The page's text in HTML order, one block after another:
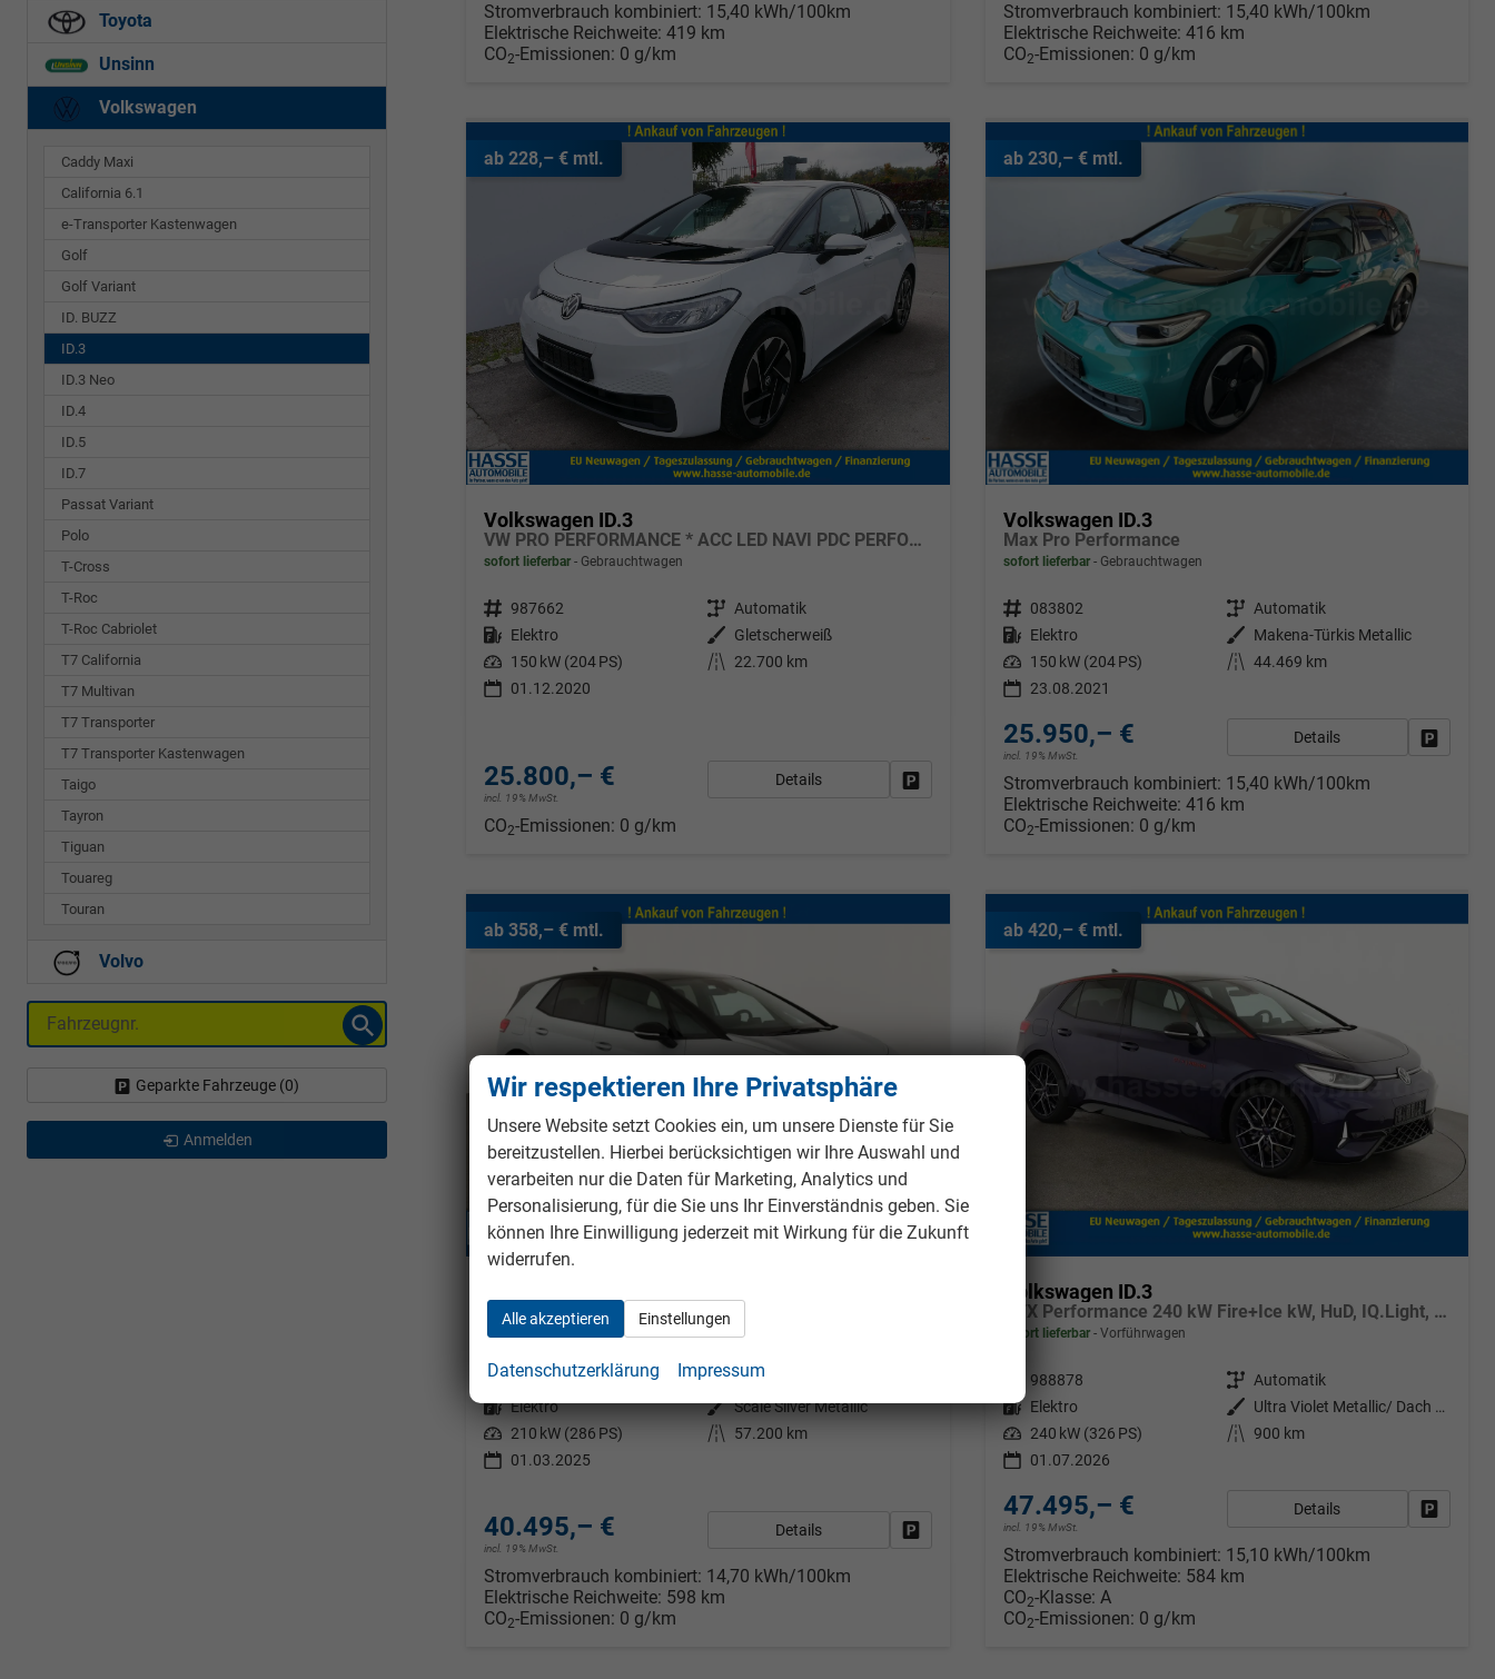
Stromverbrauch kombiniert: 15,40 kWh/100km
Elektrische Reichweite: 419 km
CO2-Emissionen: 0 g/km
Stromverbrauch kombiniert: 15,40 kWh/100km
Elektrische Reichweite: 416 km
CO2-Emissionen: 0 g/km
ab 228,– € mtl.
Volkswagen ID.3
VW PRO PERFORMANCE * ACC LED NAVI PDC PERFORMANCE*ACC*APP-CONNECT*LED*NAVI*PARKTRONIC*KLIMAAUTOMATIK*
sofort lieferbar Gebrauchtwagen
Fahrzeugnr. 987662 Getriebe Automatik
Kraftstoff Elektro Außenfarbe
Gletscherweiß
Leistung 150 kW (204 PS) Kilometerstand
22.700 km
01.12.2020
25.800,– €
incl. 19% MwSt.
Details Fahrzeug parken
CO2-Emissionen: 0 g/km
ab 230,– € mtl.
Volkswagen ID.3
Max Pro Performance
sofort lieferbar Gebrauchtwagen
Fahrzeugnr. 083802 Getriebe Automatik
Kraftstoff Elektro Außenfarbe
Makena-Türkis Metallic
Leistung 150 kW (204 PS) Kilometerstand 44.469 km
23.08.2021
25.950,– €
incl. 19% MwSt.
Details
Stromverbrauch kombiniert: 15,40 kWh/100km
Elektrische Reichweite: 416 km
CO2-Emissionen: 0 g/km
ab 358,– € mtl.
sofort lieferbar Gebrauchtwagen
Fahrzeugnr. 987871 Getriebe Automatik
Kraftstoff Elektro Außenfarbe Scale Silver Metallic
Leistung 210 kW (286 PS) Kilometerstand
57.200 km
01.03.2025
40.495,– €
incl. 19% MwSt.
Details Fahrzeug parken
Stromverbrauch kombiniert: 14,70 kWh/100km
Elektrische Reichweite: 598 km
CO2-Emissionen: 0 g/km
ab 420,– € mtl.
Volkswagen ID.3
GTX Performance 240 kW Fire+Ice kW, HuD, IQ.Light, H&K, Wärmepumpe, 20-Zoll, 4 J.-Garantie
sofort lieferbar Vorführwagen
988878 Getriebe Automatik
Kraftstoff Elektro Außenfarbe
Ultra Violet Metallic/ Dach Schwarz
Leistung 240 kW (326 PS) Kilometerstand 900 km
01.07.2026
47.495,– €
incl. 19% MwSt.
Details
Stromverbrauch kombiniert: 15,10 kWh/100km
Elektrische Reichweite: 584 km
CO2-Klasse: A
CO2-Emissionen: 0 g/km
Toyota
Unsinn
Volkswagen
Caddy Maxi
California 6.1
e-Transporter Kastenwagen
Golf
Golf Variant
ID. BUZZ
ID.3
ID.3 Neo
ID.4
ID.5
ID.7
Passat Variant
Polo
T-Cross
T-Roc
T-Roc Cabriolet
T7 California
T7 Multivan
T7 Transporter
T7 Transporter Kastenwagen
Taigo
Tayron
Tiguan
Touareg
Touran
Volvo
Fahrzeugnr.
Geparkte Fahrzeuge (0)
Anmelden
Wir respektieren Ihre Privatsphäre
Unsere Website setzt Cookies ein, um unsere Dienste für Sie
bereitzustellen. Hierbei berücksichtigen wir Ihre Auswahl und
verarbeiten nur die Daten für Marketing, Analytics und
Personalisierung, für die Sie uns Ihr Einverständnis geben. Sie
können Ihre Einwilligung jederzeit mit Wirkung für die Zukunft
widerrufen.
Alle akzeptieren Einstellungen
Datenschutzerklärung Impressum